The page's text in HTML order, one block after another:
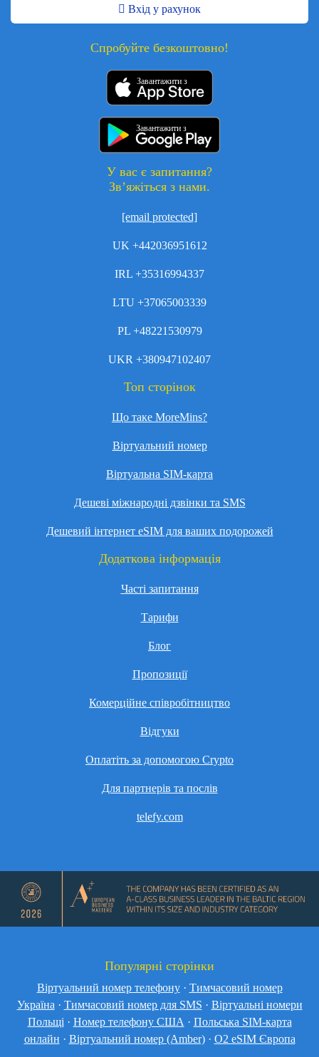
Вхід у рахунок
Спробуйте безкоштовно!
Завантажити з
Завантажити з
У вас є запитання?
Зв’яжіться з нами.
[email protected]
UK +442036951612
IRL +35316994337
LTU +37065003339
PL +48221530979
UKR +380947102407
Топ сторінок
Що таке MoreMins?
Віртуальний номер
Віртуальна SIM-карта
Дешеві міжнародні дзвінки та SMS
Дешевий інтернет eSIM для ваших подорожей
Додаткова інформація
Часті запитання
Тарифи
Блог
Пропозиції
Комерційне співробітництво
Відгуки
Оплатіть за допомогою Crypto
Для партнерів та послів
telefy.com
Популярні сторінки
Віртуальний номер телефону · Тимчасовий номер
Україна · Тимчасовий номер для SMS · Віртуальні номери
Польщі · Номер телефону США · Польська SIM-карта
онлайн · Віртуальний номер (Amber) · O2 eSIM Європа